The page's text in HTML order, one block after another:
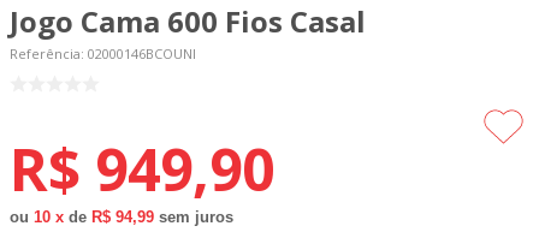
Jogo Cama 600 Fios Casal
Referência: 02000146BCOUNI
R$ 949,90
ou 10 x de R$ 94,99 sem juros
2º
tapete
5º
tecido percal
tecido tricoline